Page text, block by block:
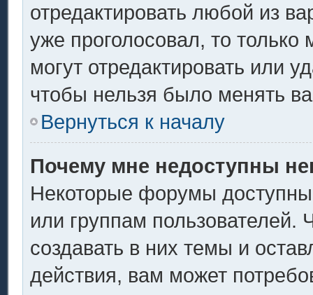
отредактировать любой из
уже проголосовал, то
могут отредактировать или
чтобы нельзя было менять
Вернуться к началу
Почему мне недоступны
Некоторые форумы
или группам
создавать в них темы и
действия, вам может